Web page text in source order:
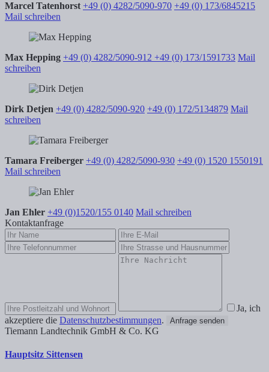
Marcel Tatenhorst +49 (0) 4282/5090-970 +49 (0) 173/6845215
Mail schreiben
Max Hepping +49 (0) 4282/5090-912 +49 (0) 173/1591733 Mail
schreiben
Dirk Detjen +49 (0) 4282/5090-920 +49 (0) 172/5134879 Mail
schreiben
Tamara Freiberger +49 (0) 4282/5090-930 +49 (0) 1520 1550191
Mail schreiben
Jan Ehler +49 (0)1520/155 0140 Mail schreiben
Kontaktanfrage
Ja, ich
akzeptiere die Datenschutzbestimmungen. Anfrage senden
Tiemann Landtechnik GmbH & Co. KG
Hauptsitz Sittensen